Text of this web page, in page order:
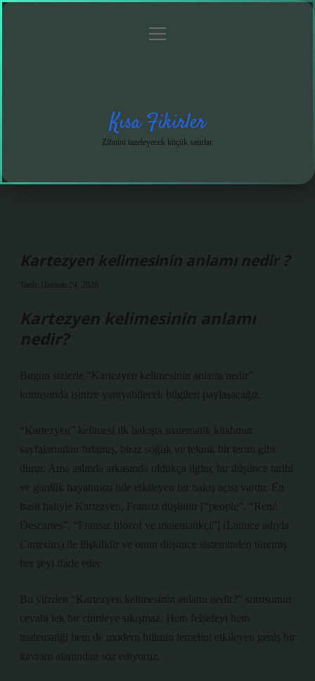
menüyü
Kısa Fikirler
Zihnini tazeleyecek küçük satırlar.
Kartezyen kelimesinin anlamı nedir ?
Tarih: Haziran 24, 2026
Kartezyen kelimesinin anlamı
nedir?
Bugün sizlerle “Kartezyen kelimesinin anlamı nedir”
konusunda işinize yarayabilecek bilgileri paylaşacağız.
“Kartezyen” kelimesi ilk bakışta matematik kitabının
sayfalarından fırlamış, biraz soğuk ve teknik bir terim gibi
durur. Ama aslında arkasında oldukça ilginç bir düşünce tarihi
ve günlük hayatımızı bile etkileyen bir bakış açısı vardır. En
basit haliyle Kartezyen, Fransız düşünür
[“people”, “René
Descartes”, “Fransız filozof ve matematikçi”] (Latince adıyla
Cartesius) ile ilişkilidir ve onun düşünce sisteminden türemiş
her şeyi ifade eder.
Bu yüzden “Kartezyen kelimesinin anlamı nedir?” sorusunun
cevabı tek bir cümleye sıkışmaz. Hem felsefeyi hem
matematiği hem de modern bilimin temelini etkileyen geniş bir
kavram alanından söz ediyoruz.